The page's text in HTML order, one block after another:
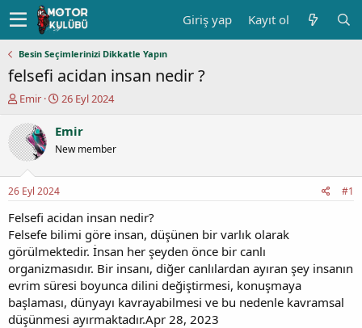
Giriş yap Kayıt ol
Besin Seçimlerinizi Dikkatle Yapın
felsefi acidan insan nedir ?
K
n
u
y
b
a
ş
a
t
a
n
Emir
B
ş
a
ç
t
a
r
i
h
i
26 Eyl 2024
Emir
New member
26 Eyl 2024 #1
Felsefi acidan insan nedir?
Felsefe bilimi göre insan, düşünen bir varlık olarak
görülmektedir. İnsan her şeyden önce bir canlı
organizmasıdır. Bir insanı, diğer canlılardan ayıran şey insanın
evrim süresi boyunca dilini değiştirmesi, konuşmaya
başlaması, dünyayı kavrayabilmesi ve bu nedenle kavramsal
düşünmesi ayırmaktadır.Apr 28, 2023